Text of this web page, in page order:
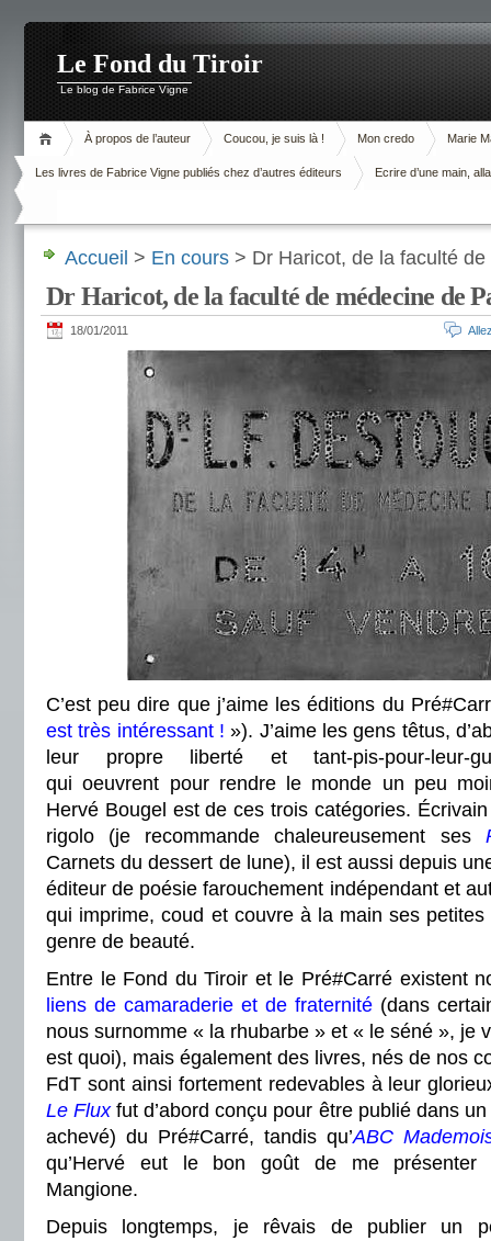
Le Fond du Tiroir
Le blog de Fabrice Vigne
À propos de l’auteur Coucou, je suis là ! Mon credo Marie
Les livres de Fabrice Vigne publiés chez d’autres éditeurs Ecrire d’une main,
Accueil > En cours > Dr Haricot, de la faculté
Dr Haricot, de la faculté de médecine de
18/01/2011
C’est peu dire que j’aime les éditions du
est très intéressant ! »). J’aime les gens têtus,
leur propre liberté et tant-pis-pour-leur-
qui oeuvrent pour rendre le monde un peu
Hervé Bougel est de ces trois catégories.
rigolo (je recommande chaleureusement ses
Carnets du dessert de lune), il est aussi depuis
éditeur de poésie farouchement indépendant et
qui imprime, coud et couvre à la main ses
genre de beauté.
Entre le Fond du Tiroir et le Pré#Carré existent
liens de camaraderie et de fraternité (dans
nous surnomme « la rhubarbe » et « le séné », je
est quoi), mais également des livres, nés de nos
FdT sont ainsi fortement redevables à leur
Le Fluxfut d’abord conçu pour être publié dans
achevé) du Pré#Carré, tandis qu’ABC
qu’Hervé eut le bon goût de me présenter
Mangione.
Depuis longtemps, je rêvais de publier un